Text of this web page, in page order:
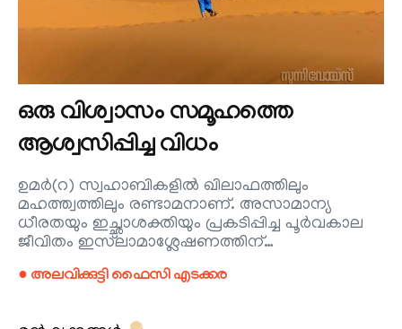
ഒരു വിശ്വാസം സമൂഹത്തെ
ആശ്വസിപ്പിച്ച വിധം
ഉമർ(റ) സ്വഹാബികളിൽ ഖിലാഫത്തിലും
മഹത്ത്വത്തിലും രണ്ടാമനാണ്. അസാമാന്യ
ധീരതയും ഇച്ഛാശക്തിയും പ്രകടിപ്പിച്ച പൂർവകാല
ജീവിതം ഇസ്‌ലാമാശ്ലേഷണത്തിന്…
● അലവിക്കുട്ടി ഫൈസി എടക്കര